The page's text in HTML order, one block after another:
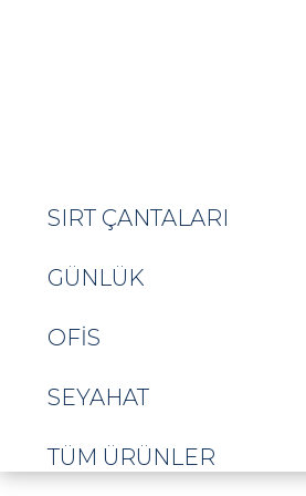
SIRT ÇANTALARI
GÜNLÜK
OFIS
SEYAHAT
TÜM ÜRÜNLER